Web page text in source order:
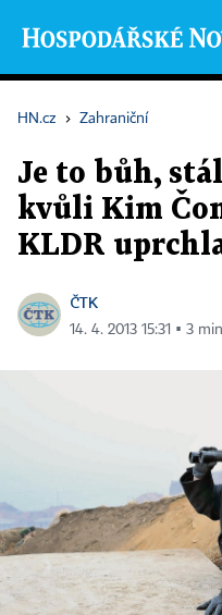
HN.cz › Zahraniční
Je to bůh,
kvůli Kim
KLDR
ČTK
14. 4. 2013 15:31 ▪ 3